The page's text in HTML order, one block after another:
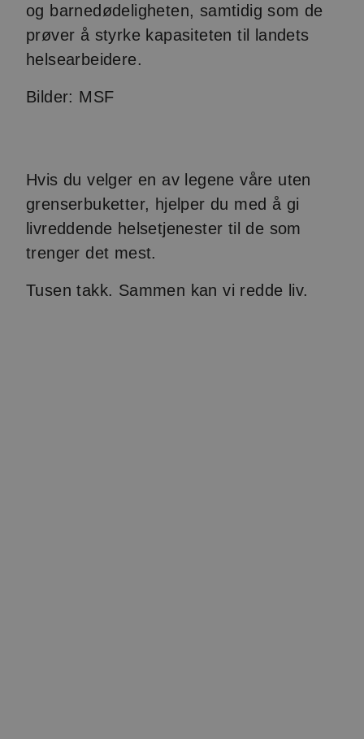
og barnedødeligheten, samtidig som de
prøver å styrke kapasiteten til landets
helsearbeidere.
Bilder: MSF
Hvis du velger en av legene våre uten
grenserbuketter, hjelper du med å gi
livreddende helsetjenester til de som
trenger det mest.
Tusen takk. Sammen kan vi redde liv.